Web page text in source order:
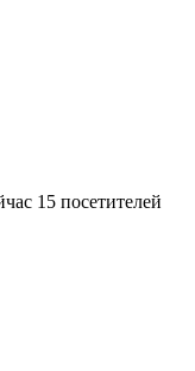
15 посетителей